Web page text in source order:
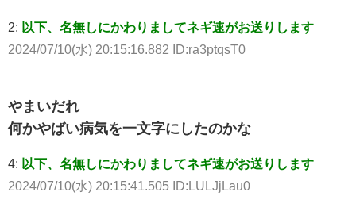
2: 以下、名無しにかわりましてネギ速がお送りします
2024/07/10(水) 20:15:16.882 ID:ra3ptqsT0
やまいだれ
何かやばい病気を一文字にしたのかな
4: 以下、名無しにかわりましてネギ速がお送りします
2024/07/10(水) 20:15:41.505 ID:LULJjLau0